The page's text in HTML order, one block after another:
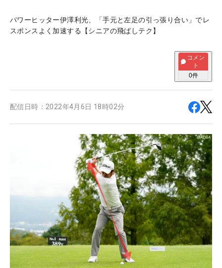
パワーヒッター伊澤利光、「手元と左足の引っ張り合い」でレ
スポンスよく加速する【シニアの飛ばしテク】
コメン
ト
0件
配信日時： 2022年4月6日 18時02分